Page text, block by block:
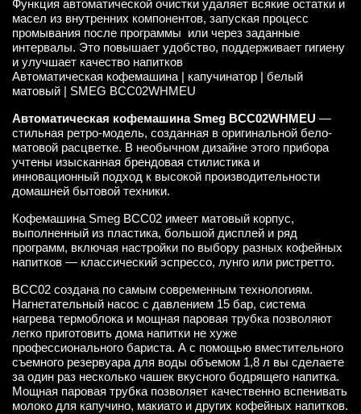
Функция автоматической очистки удаляет всякие остатки и
масел из внутренних компонентов, запуская процесс
промывания после программы или через заданные
интервалы. Это повышает удобство, поддерживает гигиену
и улучшает качество напитков
Автоматическая кофемашина | капучинатор | белый
матовый | SMEG BCC02WHMEU
Автоматическая кофемашина Smeg BCC02WHMEU —
стильная ретро-модель, созданная в оригинальной бело-
матовой расцветке. В необычном дизайне этого прибора
учтены изысканная брендовая стилистика и
инновационный подход к высокой производительности
домашней бытовой техники.
Кофемашина Smeg BCC02 имеет матовый корпус,
выполненный из пластика, большой дисплей и ряд
программ, включая настройки по выбору разных кофейных
напитков — классический эспрессо, лунго или ристретто.
BCC02 создана по самым современным технологиям.
Нагнетательный насос с давлением 15 бар, система
нагрева термоблока и мощная паровая трубка позволяют
легко приготовить дома напитки не хуже
профессионального бариста. А с помощью вместительного
съемного резервуара для воды объемом 1,8 л вы сделаете
за один раз несколько чашек вкусного бодрящего напитка.
Мощная паровая трубка позволяет качественно вспенивать
молоко для капучино, макиато и других кофейных напитков.